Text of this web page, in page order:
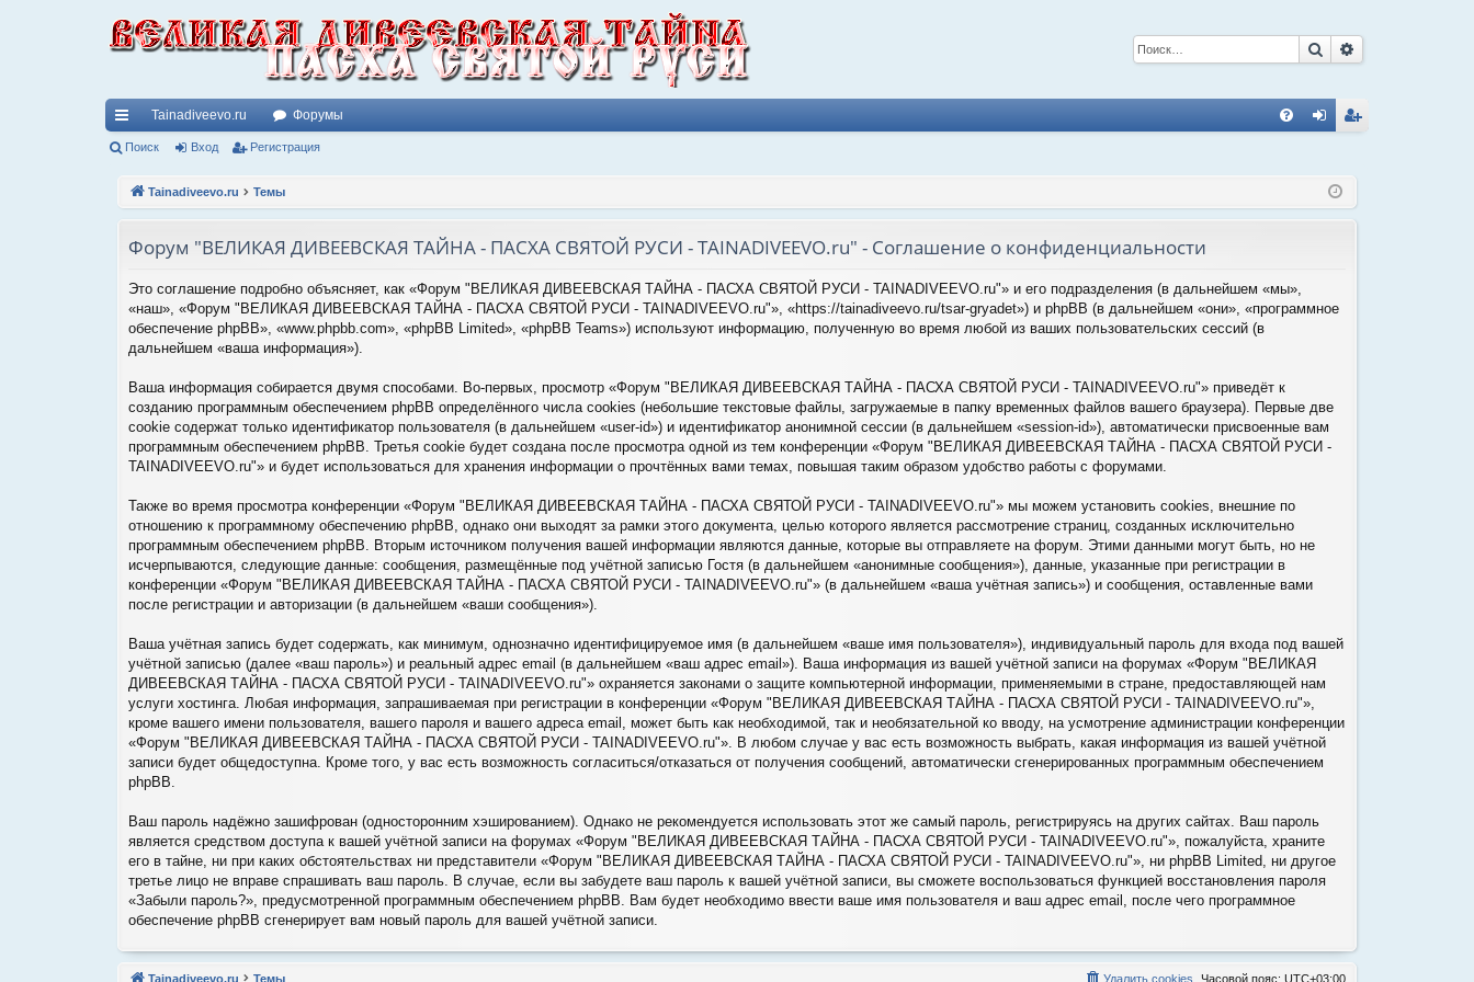
Поиск
с
Tainadiveevo.ru Форумы
ис
Поиск Вход Регистрация
Tainadiveevo.ru Темы
Форум "ВЕЛИКАЯ ДИВЕЕВСКАЯ ТАЙНА - ПАСХА СВЯТОЙ РУСИ - TAINADIVEEVO.ru" - Соглашение о конфиденциальности
Это соглашение подробно объясняет, как «Форум "ВЕЛИКАЯ ДИВЕЕВСКАЯ ТАЙНА - ПАСХА СВЯТОЙ РУСИ - TAINADIVEEVO.ru"» и его подразделения (в дальнейшем «мы»,
«наш», «Форум "ВЕЛИКАЯ ДИВЕЕВСКАЯ ТАЙНА - ПАСХА СВЯТОЙ РУСИ - TAINADIVEEVO.ru"», «https://tainadiveevo.ru/tsar-gryadet») и phpBB (в дальнейшем «они», «программное
обеспечение phpBB», «www.phpbb.com», «phpBB Limited», «phpBB Teams») используют информацию, полученную во время любой из ваших пользовательских сессий (в
дальнейшем «ваша информация»).
Ваша информация собирается двумя способами. Во-первых, просмотр «Форум "ВЕЛИКАЯ ДИВЕЕВСКАЯ ТАЙНА - ПАСХА СВЯТОЙ РУСИ - TAINADIVEEVO.ru"» приведёт к
созданию программным обеспечением phpBB определённого числа cookies (небольшие текстовые файлы, загружаемые в папку временных файлов вашего браузера). Первые две
cookie содержат только идентификатор пользователя (в дальнейшем «user-id») и идентификатор анонимной сессии (в дальнейшем «session-id»), автоматически присвоенные вам
программным обеспечением phpBB. Третья cookie будет создана после просмотра одной из тем конференции «Форум "ВЕЛИКАЯ ДИВЕЕВСКАЯ ТАЙНА - ПАСХА СВЯТОЙ РУСИ -
TAINADIVEEVO.ru"» и будет использоваться для хранения информации о прочтённых вами темах, повышая таким образом удобство работы с форумами.
Также во время просмотра конференции «Форум "ВЕЛИКАЯ ДИВЕЕВСКАЯ ТАЙНА - ПАСХА СВЯТОЙ РУСИ - TAINADIVEEVO.ru"» мы можем установить cookies, внешние по
отношению к программному обеспечению phpBB, однако они выходят за рамки этого документа, целью которого является рассмотрение страниц, созданных исключительно
программным обеспечением phpBB. Вторым источником получения вашей информации являются данные, которые вы отправляете на форум. Этими данными могут быть, но не
исчерпываются, следующие данные: сообщения, размещённые под учётной записью Гостя (в дальнейшем «анонимные сообщения»), данные, указанные при регистрации в
конференции «Форум "ВЕЛИКАЯ ДИВЕЕВСКАЯ ТАЙНА - ПАСХА СВЯТОЙ РУСИ - TAINADIVEEVO.ru"» (в дальнейшем «ваша учётная запись») и сообщения, оставленные вами
после регистрации и авторизации (в дальнейшем «ваши сообщения»).
Ваша учётная запись будет содержать, как минимум, однозначно идентифицируемое имя (в дальнейшем «ваше имя пользователя»), индивидуальный пароль для входа под вашей
учётной записью (далее «ваш пароль») и реальный адрес email (в дальнейшем «ваш адрес email»). Ваша информация из вашей учётной записи на форумах «Форум "ВЕЛИКАЯ
ДИВЕЕВСКАЯ ТАЙНА - ПАСХА СВЯТОЙ РУСИ - TAINADIVEEVO.ru"» охраняется законами о защите компьютерной информации, применяемыми в стране, предоставляющей нам
услуги хостинга. Любая информация, запрашиваемая при регистрации в конференции «Форум "ВЕЛИКАЯ ДИВЕЕВСКАЯ ТАЙНА - ПАСХА СВЯТОЙ РУСИ - TAINADIVEEVO.ru"»,
кроме вашего имени пользователя, вашего пароля и вашего адреса email, может быть как необходимой, так и необязательной ко вводу, на усмотрение администрации конференции
«Форум "ВЕЛИКАЯ ДИВЕЕВСКАЯ ТАЙНА - ПАСХА СВЯТОЙ РУСИ - TAINADIVEEVO.ru"». В любом случае у вас есть возможность выбрать, какая информация из вашей учётной
записи будет общедоступна. Кроме того, у вас есть возможность согласиться/отказаться от получения сообщений, автоматически сгенерированных программным обеспечением
phpBB.
Ваш пароль надёжно зашифрован (односторонним хэшированием). Однако не рекомендуется использовать этот же самый пароль, регистрируясь на других сайтах. Ваш пароль
является средством доступа к вашей учётной записи на форумах «Форум "ВЕЛИКАЯ ДИВЕЕВСКАЯ ТАЙНА - ПАСХА СВЯТОЙ РУСИ - TAINADIVEEVO.ru"», пожалуйста, храните
его в тайне, ни при каких обстоятельствах ни представители «Форум "ВЕЛИКАЯ ДИВЕЕВСКАЯ ТАЙНА - ПАСХА СВЯТОЙ РУСИ - TAINADIVEEVO.ru"», ни phpBB Limited, ни другое
третье лицо не вправе спрашивать ваш пароль. В случае, если вы забудете ваш пароль к вашей учётной записи, вы сможете воспользоваться функцией восстановления пароля
«Забыли пароль?», предусмотренной программным обеспечением phpBB. Вам будет необходимо ввести ваше имя пользователя и ваш адрес email, после чего программное
обеспечение phpBB сгенерирует вам новый пароль для вашей учётной записи.
Tainadiveevo.ru Темы Часовой пояс: UTC+03:00
Удалить cookies